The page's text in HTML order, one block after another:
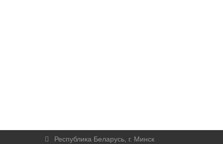
Республика Беларусь, г. Минск